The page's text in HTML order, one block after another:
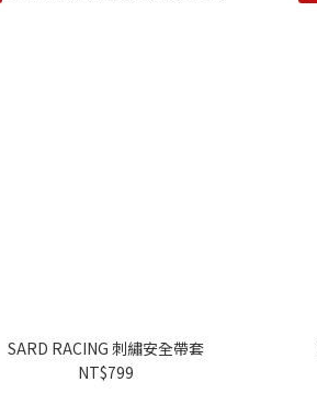
SARD RACING 刺繡安全帶套
NT$799